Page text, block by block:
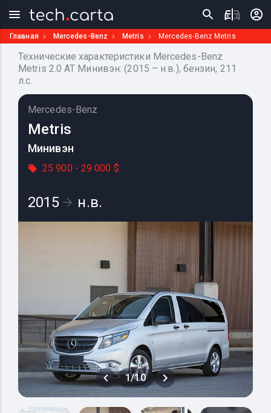
Главная Mercedes-Benz Metris Mercedes-Benz Metris
Технические характеристики Mercedes-Benz
Metris 2.0 AT Минивэн: (2015 – н.в.), бензин, 211
л.с.
Mercedes-Benz
Metris
Минивэн
25 900 - 29 000 $
2015 н.в.
1/10